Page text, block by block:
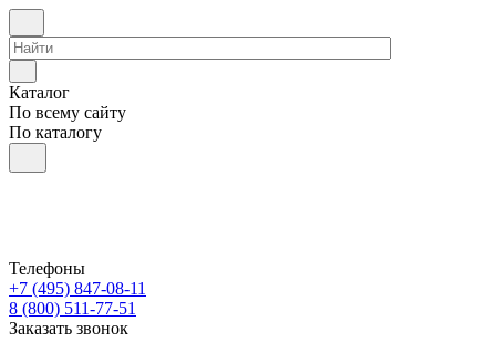
Каталог
По всему сайту
По каталогу
Телефоны
+7 (495) 847-08-11
8 (800) 511-77-51
Заказать звонок